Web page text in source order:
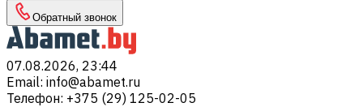
Обратный звонок
07.08.2026, 23:44
Email: info@abamet.ru
Телефон: +375 (29) 125-02-05